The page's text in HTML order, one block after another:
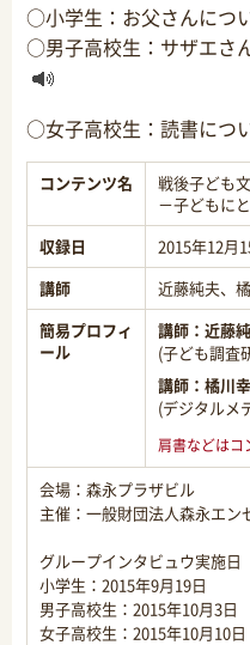
○小学生：お父さんにつ
○男子高校生：サザエさ
○女子高校生：読書につ
コンテンツ名
戦後子ども
－子どもに
収録日
2015年12月
講師
近藤純夫、
簡易プロフィ
ール
講師：近藤
(子ども調査
講師：橘川
(デジタルメ
肩書などはコ
会場：森永プラザビル
主催：一般財団法人森永エン
グループインタビュウ実施日
小学生：2015年9月19日
男子高校生：2015年10月3日
女子高校生：2015年10月10日